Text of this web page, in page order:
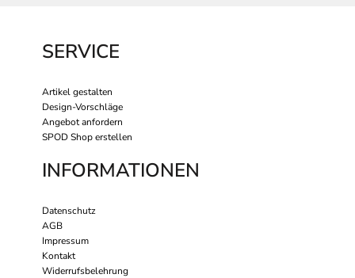
SERVICE
Artikel gestalten
Design-Vorschläge
Angebot anfordern
SPOD Shop erstellen
INFORMATIONEN
Datenschutz
AGB
Impressum
Kontakt
Widerrufsbelehrung